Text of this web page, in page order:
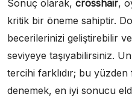
Sonuç olarak, crosshair,
kritik bir öneme sahiptir.
becerilerinizi geliştirebilir
seviyeye taşıyabilirsiniz.
tercihi farklıdır; bu yüzden
denemek, en iyi sonucu